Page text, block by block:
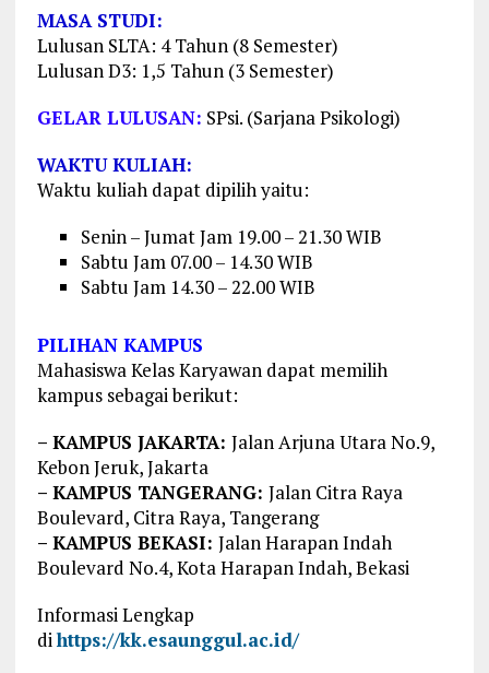
MASA STUDI:
Lulusan SLTA: 4 Tahun (8 Semester)
Lulusan D3: 1,5 Tahun (3 Semester)
GELAR LULUSAN: SPsi. (Sarjana Psikologi)
WAKTU KULIAH:
Waktu kuliah dapat dipilih yaitu:
Senin – Jumat Jam 19.00 – 21.30 WIB
Sabtu Jam 07.00 – 14.30 WIB
Sabtu Jam 14.30 – 22.00 WIB
PILIHAN KAMPUS
Mahasiswa Kelas Karyawan dapat memilih
kampus sebagai berikut:
– KAMPUS JAKARTA: Jalan Arjuna Utara No.9,
Kebon Jeruk, Jakarta
– KAMPUS TANGERANG: Jalan Citra Raya
Boulevard, Citra Raya, Tangerang
– KAMPUS BEKASI: Jalan Harapan Indah
Boulevard No.4, Kota Harapan Indah, Bekasi
Informasi Lengkap
dihttps://kk.esaunggul.ac.id/